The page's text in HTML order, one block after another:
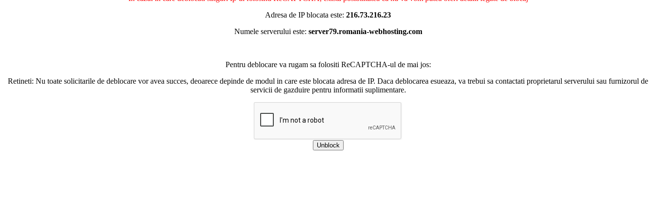
Adresa de IP blocata este: 216.73.216.23
Numele serverului este: server79.romania-webhosting.com
Pentru deblocare va rugam sa folositi ReCAPTCHA-ul de mai jos:
Retineti: Nu toate solicitarile de deblocare vor avea succes, deoarece depinde de modul in care este blocata adresa de IP. Daca deblocarea esueaza, va trebui sa contactati proprietarul serverului sau furnizorul de
servicii de gazduire pentru informatii suplimentare.